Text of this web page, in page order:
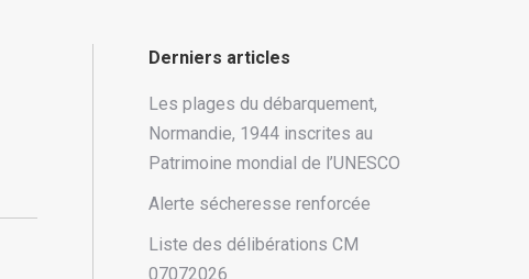
Derniers articles
Les plages du débarquement,
Normandie, 1944 inscrites au
Patrimoine mondial de l’UNESCO
Alerte sécheresse renforcée
Liste des délibérations CM
07072026